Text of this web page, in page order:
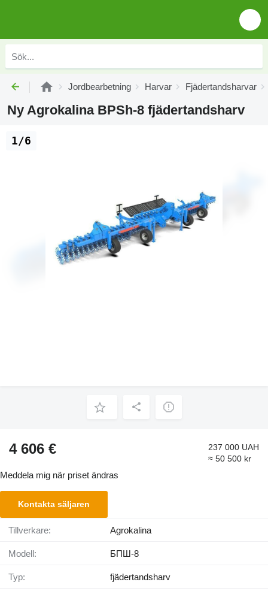
Jordbearbetning Harvar Fjädertandsharvar
Ny Agrokalina BPSh-8 fjädertandsharv
1/6
4 606 €
237 000 UAH
≈ 50 500 kr
Meddela mig när priset ändras
Kontakta säljaren
Tillverkare: Agrokalina
Modell: БПШ-8
Typ: fjädertandsharv